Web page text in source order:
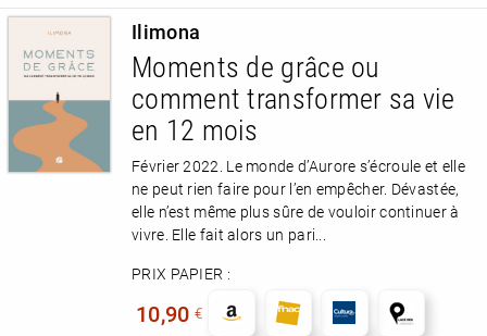
Ilimona
Moments de grâce ou
comment transformer sa vie
en 12 mois
Février 2022. Le monde d’Aurore s’écroule et elle
ne peut rien faire pour l’en empêcher. Dévastée,
elle n’est même plus sûre de vouloir continuer à
vivre. Elle fait alors un pari...
PRIX PAPIER :
10,90 €